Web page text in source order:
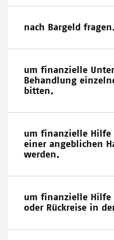
nach Bargeld
um finanzielle
Behandlung
bitten.
um finanzielle Hilfe
einer angeblichen
werden.
um finanzielle Hilfe
oder Rückreise in